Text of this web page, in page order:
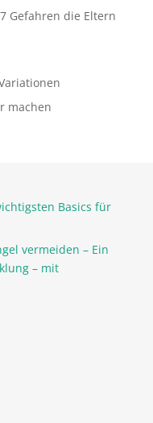
Gefahren die Eltern
machen
Basics für
vermeiden – Ein
– mit